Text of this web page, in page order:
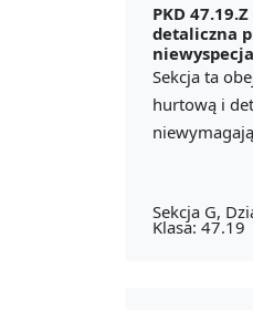
PKD 47.19.Z
detaliczna
Sekcja ta
hurtową i
Sekcja G,
Klasa: 47.19